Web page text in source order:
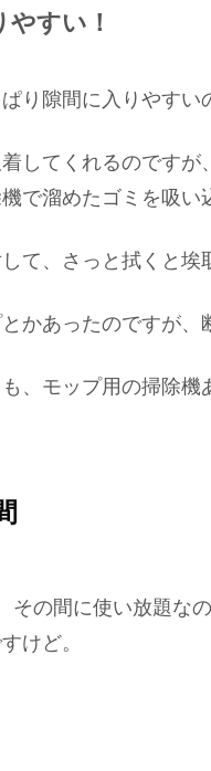
すい！
り隙間に入りやすい
してくれるのです
で溜めたゴミを吸い
て、さっと拭くと埃
かあったのですが、
、モップ用の掃除
その間に使い放題な
けど。